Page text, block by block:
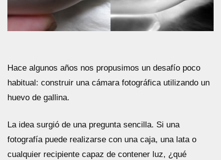
Hace algunos años nos propusimos un desafío poco
habitual: construir una cámara fotográfica utilizando un
huevo de gallina.
La idea surgió de una pregunta sencilla. Si una
fotografía puede realizarse con una caja, una lata o
cualquier recipiente capaz de contener luz, ¿qué